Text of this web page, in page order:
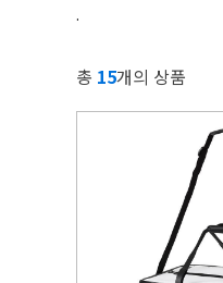
.
총 15개의 상품